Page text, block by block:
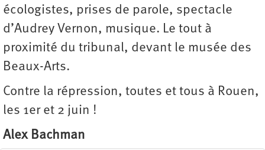
écologistes, prises de parole, spectacle
d’Audrey Vernon, musique. Le tout à
proximité du tribunal, devant le musée des
Beaux-Arts.
Contre la répression, toutes et tous à Rouen,
les 1er et 2 juin !
Alex Bachman